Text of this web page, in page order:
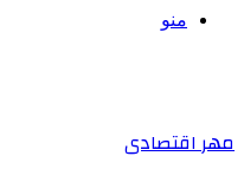
منو
مهر اقتصادی